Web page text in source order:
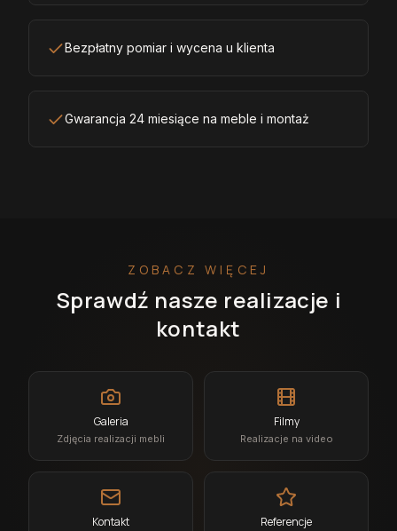
Bezpłatny pomiar i wycena u klienta
Gwarancja 24 miesiące na meble i montaż
ZOBACZ WIĘCEJ
Sprawdź nasze realizacje i
kontakt
Galeria
Zdjęcia realizacji mebli
Filmy
Realizacje na video
Kontakt Referencje